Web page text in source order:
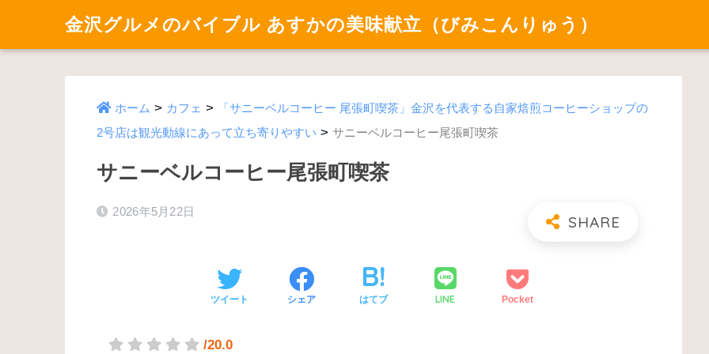
金沢グルメのバイブル あすかの美味献立（びみこんりゅう）
ホーム > カフェ >
「サニーベルコーヒー 尾張町喫茶」金沢を代表する自家焙煎コーヒーショップの
2号店は観光動線にあって立ち寄りやすい > サニーベルコーヒー尾張町喫茶
サニーベルコーヒー尾張町喫茶
2026年5月22日
ツイート シェア はてブ LINE Pocket
/20.0